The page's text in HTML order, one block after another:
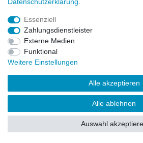
© Copyright 2026 | Alle Rechte
Essenziell
Zahlungsdienstleister
Externe Medien
Funktional
Weitere Einstellungen
Alle akzeptieren
Alle ablehnen
Auswahl